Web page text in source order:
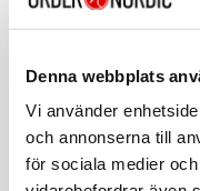
Denna webbplats
Vi använder
och annonserna till
för sociala medier
Specifikation
Beskrivning